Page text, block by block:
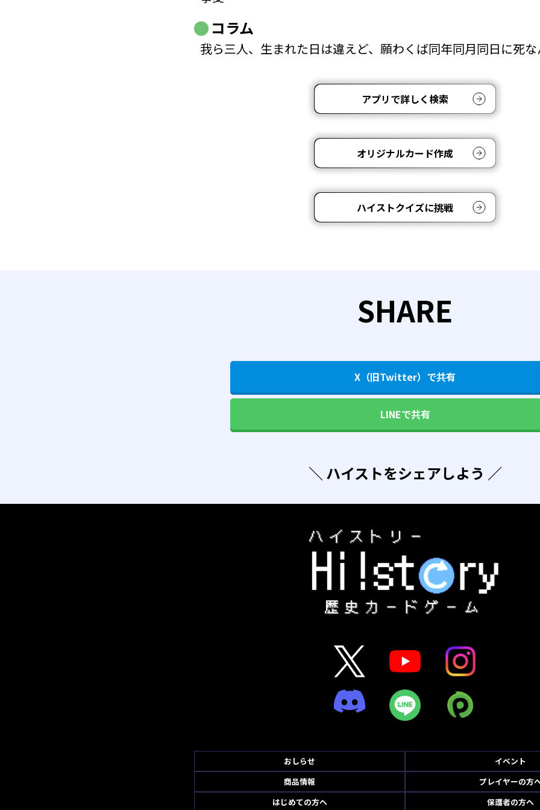
コラム
我ら三人、生まれた日は違えど、願わくば同年同月同日に死
アプリで詳しく検索
オリジナルカード作成
ハイストクイズに挑戦
SHARE
X（旧Twitter）で共有
LINEで共有
＼ ハイストをシェアしよう ／
おしらせ
イベント
商品情報
プレイヤーの方
はじめての方へ
保護者の方へ